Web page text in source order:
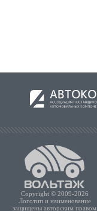
Copyright © 2009-2026
Логотип и наименование
защищены авторским правом